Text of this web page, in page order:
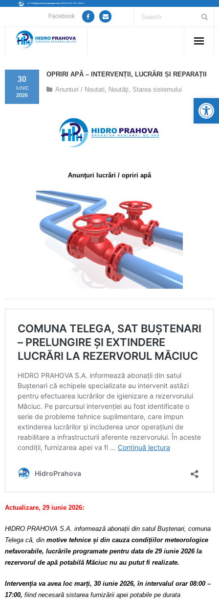
Facebook
Despre noi
Guvernanță Corporativă
Informații de interes public
Calitatea apei
OPRIRI APĂ – INTERVENȚII, LUCRĂRI ȘI REPARAȚII
30
IUNIE
2026
Anunturi / Noutati, Noutăţi, Starea sistemului
Anunţuri lucrări / opriri apă
Actualizare, 29 iunie 2026:
HIDRO PRAHOVA S.A. informează abonații din satul Buștenari, comuna
Telega că, din motive tehnice și din cauza condițiilor meteorologice
nefavorabile, lucrările programate pentru data de 29 iunie 2026 la
rezervorul de apă potabilă Măciuc nu au putut fi realizate.
Intervenția va avea loc marți, 30 iunie 2026, în intervalul orar 08:00 –
17:00, fiind necesară sistarea furnizării apei potabile pe durata